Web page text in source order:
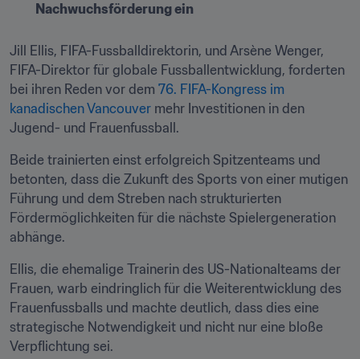
Nachwuchsförderung ein
Jill Ellis, FIFA-Fussballdirektorin, und Arsène Wenger,
FIFA-Direktor für globale Fussballentwicklung, forderten
bei ihren Reden vor dem 76. FIFA-Kongress im
kanadischen Vancouver mehr Investitionen in den
Jugend- und Frauenfussball.
Beide trainierten einst erfolgreich Spitzenteams und
betonten, dass die Zukunft des Sports von einer mutigen
Führung und dem Streben nach strukturierten
Fördermöglichkeiten für die nächste Spielergeneration
abhänge.
Ellis, die ehemalige Trainerin des US-Nationalteams der
Frauen, warb eindringlich für die Weiterentwicklung des
Frauenfussballs und machte deutlich, dass dies eine
strategische Notwendigkeit und nicht nur eine bloße
Verpflichtung sei.